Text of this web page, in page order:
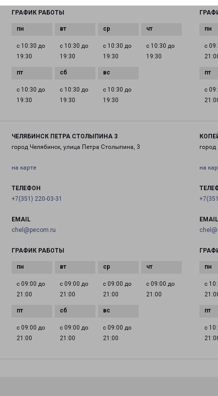
ГРАФИК РАБОТЫ
с 10:30 до
19:30
с 10:30 до
19:30
с 10:30 до
19:30
с 10:30 до
19:30
с 10:30 до
19:30
с 10:30 до
19:30
с 10:30 до
19:30
с
с
ЧЕЛЯБИНСК ПЕТРА СТОЛЫПИНА 3
город Челябинск, улица Петра Столыпина, 3
на карте
ТЕЛЕФОН
+7(351) 220-03-31
EMAIL
chel@pecom.ru
ГРАФИК РАБОТЫ
с 09:00 до
21:00
с 09:00 до
21:00
с 09:00 до
21:00
с 09:00 до
21:00
с 09:00 до
21:00
с 09:00 до
21:00
с 09:00 до
21:00
город
на
EMAIL
с
с